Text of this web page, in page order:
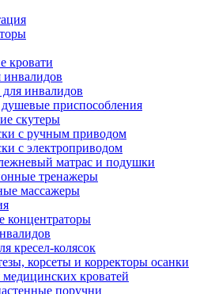
кровати
инвалидов
приспособления
скутеры
с ручным приводом
с электроприводом
матрас и подушки
тренажеры
массажеры
концентраторы
кресел-колясок
корсеты и корректоры осанки
кроватей
поручни